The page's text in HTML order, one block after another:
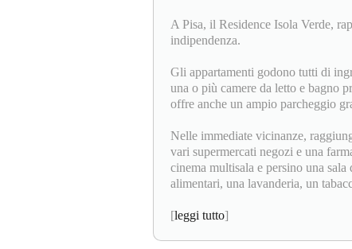
A Pisa, il Residence Isola Verde,
indipendenza.
Gli appartamenti godono tutti di
una o più camere da letto e bagno
offre anche un ampio parcheggio
Nelle immediate vicinanze,
vari supermercati negozi e una
cinema multisala e persino una
alimentari, una lavanderia, un
[leggi tutto]